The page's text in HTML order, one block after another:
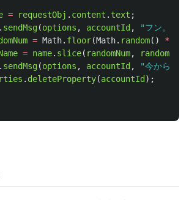
= requestObj . content . text ;
. sendMsg(options , accountId , "フン。
= Math. floor(Math. random() *
= name. slice( randomNum,
randomNum
. sendMsg(options , accountId , "今からお
. deleteProperty(accountId );